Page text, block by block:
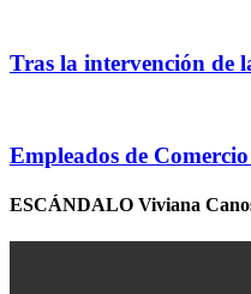
Tras la intervención de
Empleados de
ESCÁNDALO Viviana